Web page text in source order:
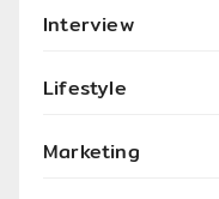
Interview
Lifestyle
Marketing